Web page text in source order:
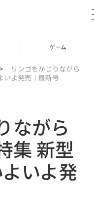
グルメ
>
リンゴをかじりながら
いよ発売｜最新号
ながら
集 新型
いよ発